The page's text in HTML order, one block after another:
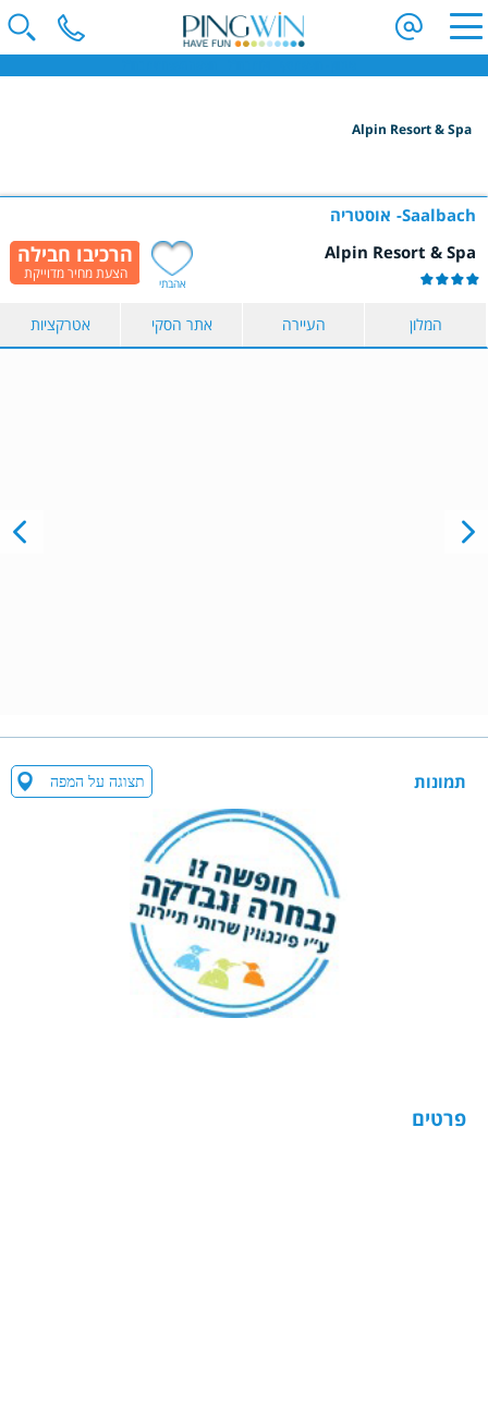
הקלידו שם מדינה ובחרו יעד
בחרו תאריך
כמות נוסעים
הצג תוצאות
Alpin Resort & Spa
Saalbach
Alpin Resort & Spa
אוסטריה
המלון העיירה אתר הסקי אטרקציות
אהבתי
תמונות
פרטים